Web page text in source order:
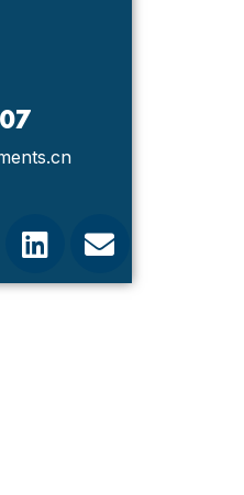
液的pH
的一部分，